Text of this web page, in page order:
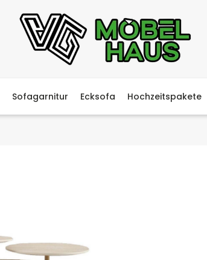
Sofagarnitur Ecksofa Hochzeitspakete